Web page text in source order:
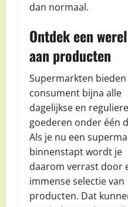
dan normaal.
Ontdek een
aan producten
Supermarkten
consument bijna alle
dagelijkse en reguliere
goederen onder één
Als je nu een
binnenstapt wordt je
daarom verrast door
immense selectie van
producten. Dat